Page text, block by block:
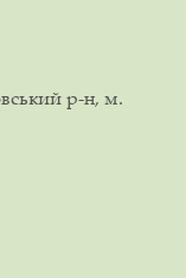
р-н, м.